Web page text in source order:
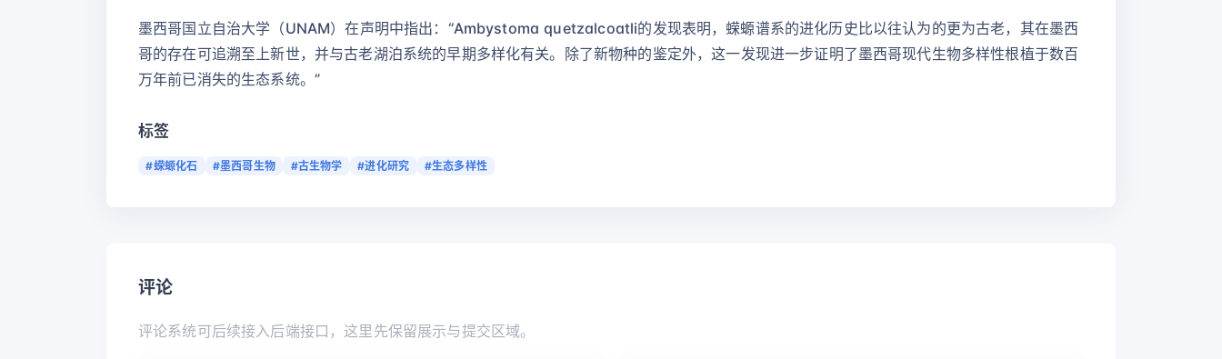
墨西哥国立自治大学（UNAM）在声明中指出：“Ambystoma quetzalcoatli的发现表明，蝾螈谱系的进化历史比以往认为的更为古老，其在墨西
哥的存在可追溯至上新世，并与古老湖泊系统的早期多样化有关。除了新物种的鉴定外，这一发现进一步证明了墨西哥现代生物多样性根植于数百
万年前已消失的生态系统。”
标签
#蝾螈化石 #墨西哥生物 #古生物学 #进化研究 #生态多样性
评论
评论系统可后续接入后端接口，这里先保留展示与提交区域。